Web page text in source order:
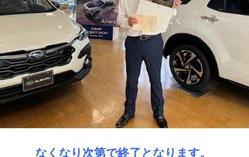
なくなり次第で終了となります。